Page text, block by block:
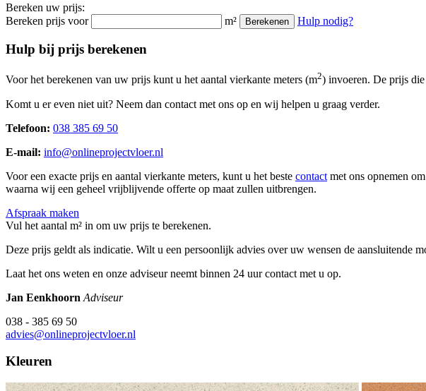
Bereken uw prijs:
Bereken prijs voor
m² Berekenen Hulp nodig?
Hulp bij prijs berekenen
Voor het berekenen van uw prijs kunt u het aantal vierkante meters (m2) invoeren. De prijs
Komt u er even niet uit? Neem dan contact met ons op en wij helpen u graag verder.
Telefoon: 038 385 69 50
E-mail: info@onlineprojectvloer.nl
Voor een exacte prijs en aantal vierkante meters, kunt u het beste contact met ons opnemen
waarna wij een geheel vrijblijvende offerte op maat zullen uitbrengen.
Afspraak maken
Vul het aantal m² in om uw prijs te berekenen.
Deze prijs geldt als indicatie. Wilt u een persoonlijk advies over uw wensen de aansluitende
Laat het ons weten en onze adviseur neemt binnen 24 uur contact met u op.
Jan Eenkhoorn Adviseur
038 - 385 69 50
advies@onlineprojectvloer.nl
Kleuren